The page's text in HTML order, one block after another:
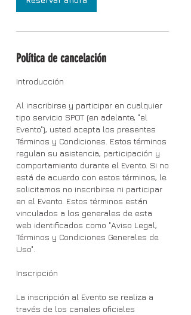
Política de cancelación
Introducción
Al inscribirse y participar en cualquier
tipo servicio SPOT (en adelante, "el
Evento"), usted acepta los presentes
Términos y Condiciones. Estos términos
regulan su asistencia, participación y
comportamiento durante el Evento. Si no
está de acuerdo con estos términos, le
solicitamos no inscribirse ni participar
en el Evento. Estos términos están
vinculados a los generales de esta
web identificados como "Aviso Legal,
Términos y Condiciones Generales de
Uso".
Inscripción
La inscripción al Evento se realiza a
través de los canales oficiales